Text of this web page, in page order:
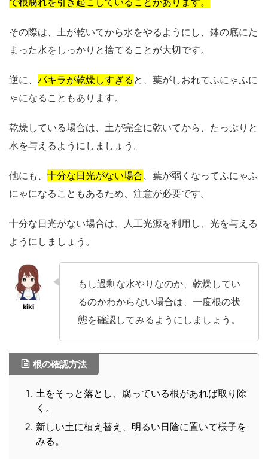
その際は、土が乾いてから水をやるようにし、鉢の底にた
まった水をしっかりと捨てることが大切です。
逆に、 パキラが乾燥しすぎる と、葉がしおれてふにゃふに
ゃになることもあります。
乾燥している場合は、土が完全に乾いてから、たっぷりと
水を与えるようにしましょう。
他にも、 十分な日光がない場合 、葉が弱くなってふにゃふ
にゃになることもあるため、注意が必要です。
十分な日光がない場合は、人工光源を利用し、光を与える
ようにしましょう。
もし過剰な水やりなのか、乾燥してい
るのかわからない場合は、一度根の状
態を確認してみるようにしましょう。
根の確認方法
土をそっと落とし、腐っている根があれば取り除
く。
新しい土に植え替え、明るい日陰に置いて様子を
みる。